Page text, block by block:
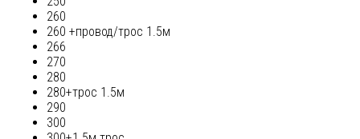
260
260 +провод/трос 1.5м
266
270
280
280+трос 1.5м
290
300